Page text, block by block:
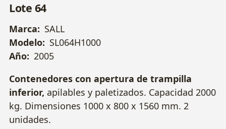
Lote 64
Marca: SALL
Modelo: SL064H1000
Año: 2005
Contenedores con apertura de trampilla
inferior, apilables y paletizados. Capacidad 2000
kg. Dimensiones 1000 x 800 x 1560 mm. 2
unidades.